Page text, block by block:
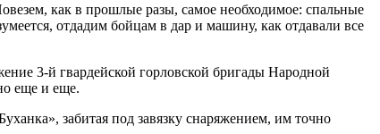
как в прошлые разы, самое необходимое: спальные
отдадим бойцам в дар и машину, как отдавали все
3-й гвардейской горловской бригады Народной
еще и еще.
забитая под завязку снаряжением, им точно